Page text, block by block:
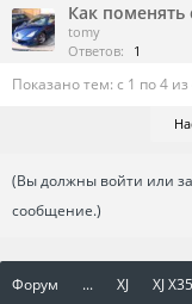
Как поменять
tomy
Ответов:
1
Показано тем: с 1 по 4 из
(Вы должны войти или
сообщение.)
Форум ... XJ XJ